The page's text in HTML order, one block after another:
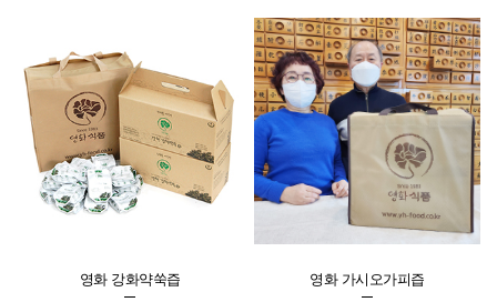
영화 강화약쑥즙 영화 가시오가피즙